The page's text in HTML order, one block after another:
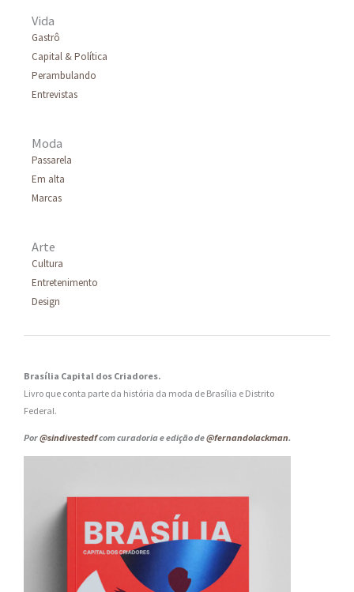
Vida
Gastrô
Capital & Política
Perambulando
Entrevistas
Moda
Passarela
Em alta
Marcas
Arte
Cultura
Entretenimento
Design
Brasília Capital dos Criadores.
Livro que conta parte da história da moda de Brasília e Distrito
Federal.
Por@sindivestedfcom curadoria e edição de@fernandolackman.